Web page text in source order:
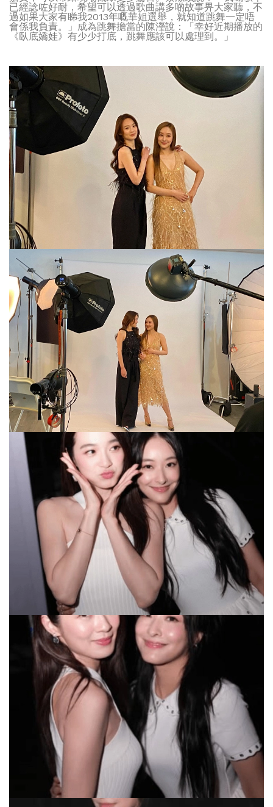
已經諗咗好耐，希望可以透過歌曲講多啲故事畀大家聽，不
過如果大家有睇我2013年嘅華姐選舉，就知道跳舞一定唔
會係我負責。」成為跳舞擔當的陳瀅說：「幸好近期播放的
《臥底嬌娃》有少少打底，跳舞應該可以處理到。」